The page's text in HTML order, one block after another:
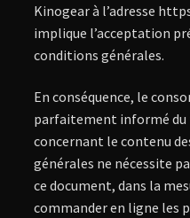
Kinogear à l’adresse
implique l’acceptation
conditions générales.
En conséquence, le
parfaitement informé du
concernant le contenu
générales ne nécessite
ce document, dans la
commander en ligne les